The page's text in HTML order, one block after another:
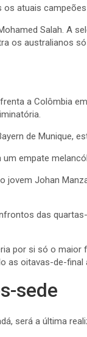
atuais
Salah. A
os australianos
a Colômbia
de Munique,
empate
Johan
das
por si só o
as oitavas-de-final
sede
será a última